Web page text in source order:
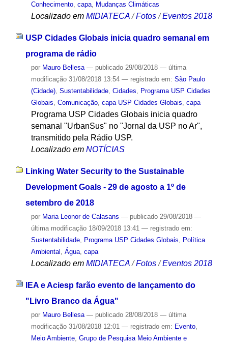
Conhecimento, capa, Mudanças Climáticas
Localizado em MIDIATECA /Fotos /Eventos 2018
USP Cidades Globais inicia quadro semanal em
programa de rádio
por Mauro Bellesa — publicado29/08/2018 — última
modificação31/08/2018 13:54 — registrado em: São Paulo
(Cidade), Sustentabilidade, Cidades, Programa USP Cidades
Globais, Comunicação, capa USP Cidades Globais, capa
Programa USP Cidades Globais inicia quadro
semanal "UrbanSus" no "Jornal da USP no Ar",
transmitido pela Rádio USP.
Localizado em NOTÍCIAS
Linking Water Security to the Sustainable
Development Goals - 29 de agosto a 1º de
setembro de 2018
por Maria Leonor de Calasans — publicado29/08/2018 —
última modificação18/09/2018 13:41 — registrado em:
Sustentabilidade, Programa USP Cidades Globais
Política
Ambiental
Água, capa
Localizado em MIDIATECA /Fotos /Eventos 2018
IEA e Aciesp farão evento de lançamento do
"Livro Branco da Água"
por Mauro Bellesa — publicado28/08/2018 — última
modificação31/08/2018 12:01 — registrado em: Evento,
Meio Ambiente, Grupo de Pesquisa Meio Ambiente e